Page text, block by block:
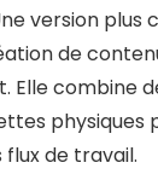
version plus
de
Elle combine
physiques
de travail.